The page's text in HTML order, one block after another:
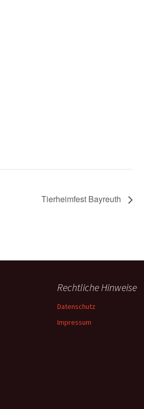
Tierheimfest Bayreuth
Rechtliche Hinweise
Datenschutz
Impressum